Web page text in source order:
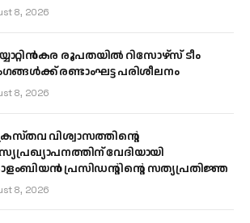
8, 2026
രൂപതയിൽ റിസോഴ്സ് ടീം
രണ്ടാംഘട്ട പരിശീലനം
8, 2026
വിശ്വാസത്തിന്റെ
വേദിയായി
പ്രസിഡന്റിന്റെ സത്യപ്രതിജ്ഞ
8, 2026